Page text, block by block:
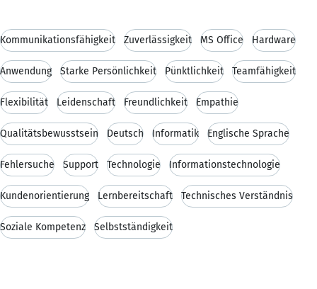
Kommunikationsfähigkeit Zuverlässigkeit MS Office Hardware
Anwendung Starke Persönlichkeit Pünktlichkeit Teamfähigkeit
Flexibilität Leidenschaft Freundlichkeit Empathie
Qualitätsbewusstsein Deutsch Informatik Englische Sprache
Fehlersuche Support Technologie Informationstechnologie
Kundenorientierung Lernbereitschaft Technisches Verständnis
Soziale Kompetenz Selbstständigkeit